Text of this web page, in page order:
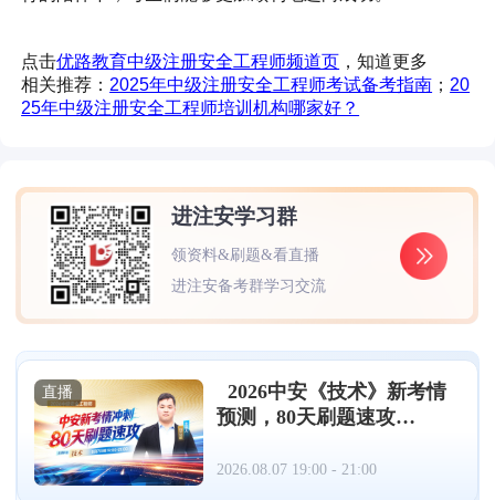
点击优路教育中级注册安全工程师频道页 ，知道更多
相关推荐： 2025年中级注册安全工程师考试备考指南 ； 20
25年中级注册安全工程师培训机构哪家好？
进注安学习群
领资料&刷题&看直播
进注安备考群学习交流
直播
2026中安《技术》新考情
预测，80天刷题速攻
2026.08.07 19:00 - 21:00